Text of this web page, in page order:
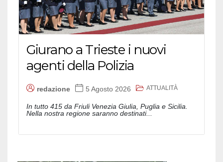
Giurano a Trieste i nuovi
agenti della Polizia
redazione 5 Agosto 2026 ATTUALITÀ
In tutto 415 da Friuli Venezia Giulia, Puglia e Sicilia.
Nella nostra regione saranno destinati...